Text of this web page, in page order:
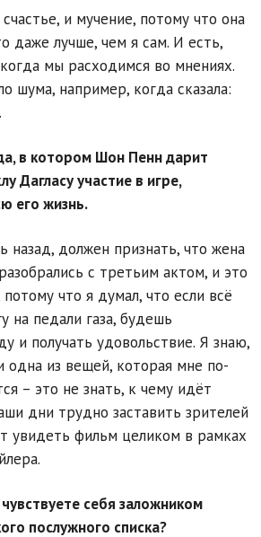
и мучение, потому что она
даже лучше, чем я сам. И есть,
мы расходимся во мнениях.
шума, например, когда сказала:
.
в котором Шон Пенн дарит
Дагласу участие в игре,
его жизнь.
назад, должен признать, что жена
с третьим актом, и это
что я думал, что если всё
на педали газа, будешь
и получать удовольствие. Я знаю,
одна из вещей, которая мне по-
– это не знать, к чему идёт
дни трудно заставить зрителей
увидеть фильм целиком в рамках
себя заложником
послужного списка?